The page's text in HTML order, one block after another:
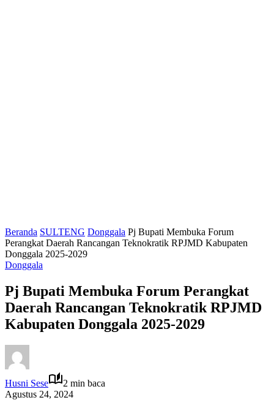
Beranda SULTENG Donggala Pj Bupati Membuka Forum
Perangkat Daerah Rancangan Teknokratik RPJMD Kabupaten
Donggala 2025-2029
Donggala
Pj Bupati Membuka Forum Perangkat
Daerah Rancangan Teknokratik RPJMD
Kabupaten Donggala 2025-2029
Husni Sese
2 min baca
Agustus 24, 2024